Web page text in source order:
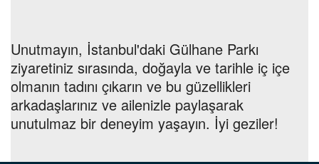
Unutmayın, İstanbul'daki Gülhane Parkı
ziyaretiniz sırasında, doğayla ve tarihle iç içe
olmanın tadını çıkarın ve bu güzellikleri
arkadaşlarınız ve ailenizle paylaşarak
unutulmaz bir deneyim yaşayın. İyi geziler!